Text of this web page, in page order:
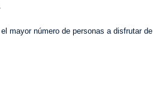
mayor número de personas a disfrutar de